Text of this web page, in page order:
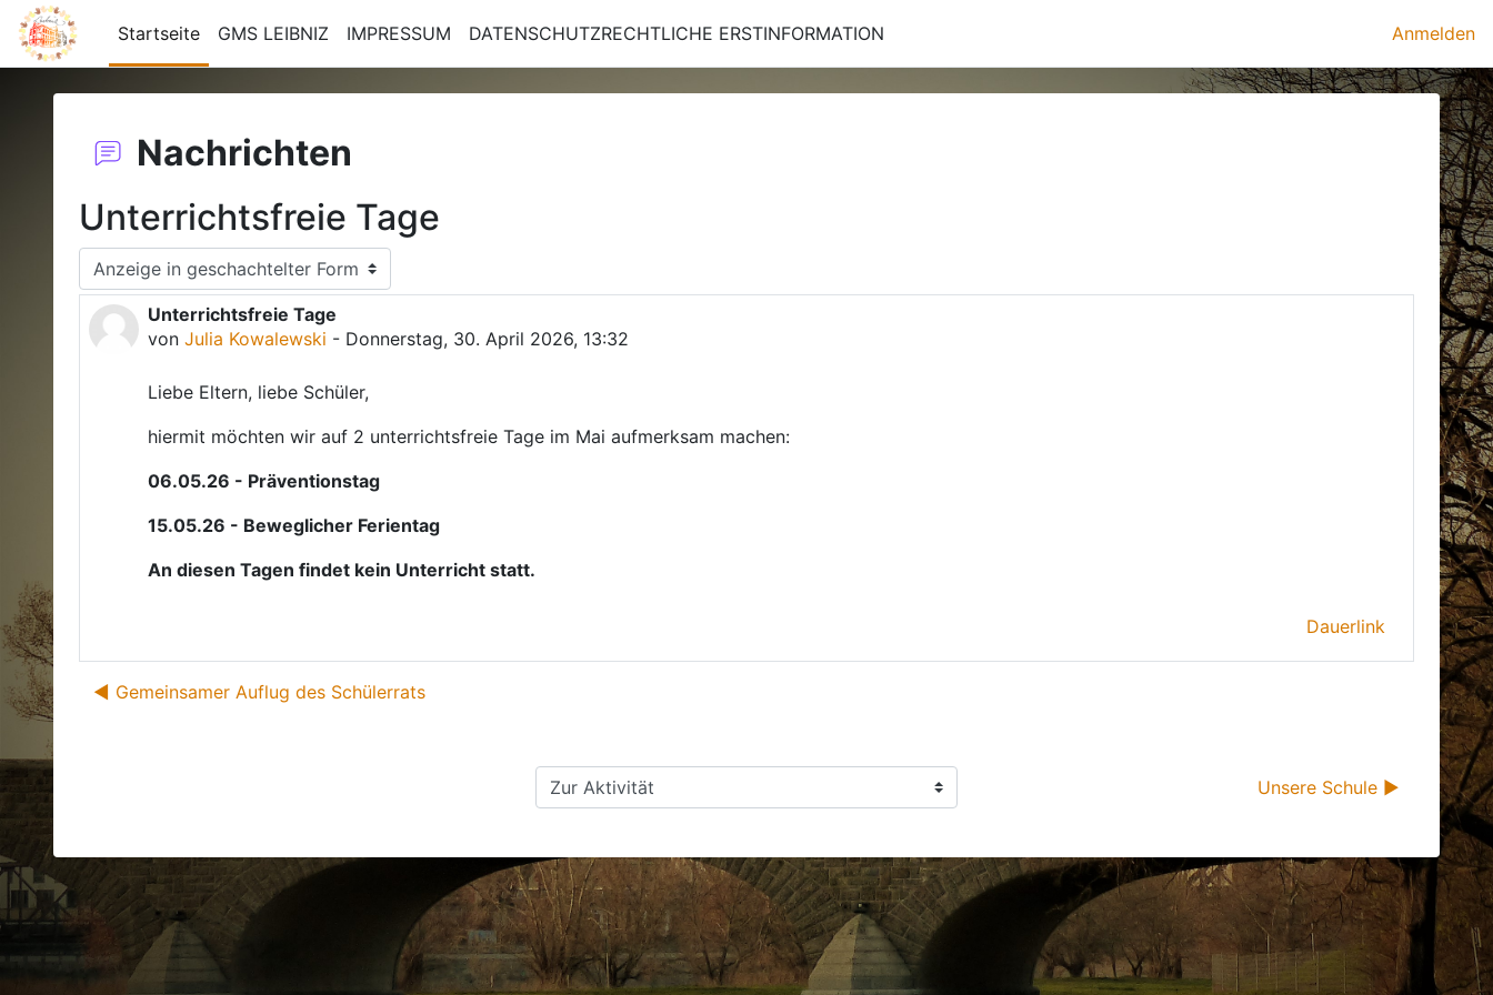
Zum Hauptinhalt
Startseite
GMS LEIBNIZ IMPRESSUM DATENSCHUTZRECHTLICHE ERSTINFORMATION Anmelden
Nachrichten
Unterrichtsfreie Tage
Anzeigemodus
Unterrichtsfreie Tage
von Julia Kowalewski - Donnerstag, 30. April 2026, 13:32
Anzahl Antworten: 0
Liebe Eltern, liebe Schüler,
hiermit möchten wir auf 2 unterrichtsfreie Tage im Mai aufmerksam machen:
06.05.26 - Präventionstag
15.05.26 - Beweglicher Ferientag
An diesen Tagen findet kein Unterricht statt.
Dauerlink
◀︎ Gemeinsamer Auflug des Schülerrats
Zur Aktivität
Unsere Schule ▶︎